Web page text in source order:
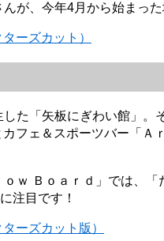
が、今年4月から始まっ
ーズカット）
た「矢板にぎわい館」。
カフェ＆スポーツバー「Ａ
ｗ Ｂｏａｒｄ」では、
注目です！
ーズカット版）